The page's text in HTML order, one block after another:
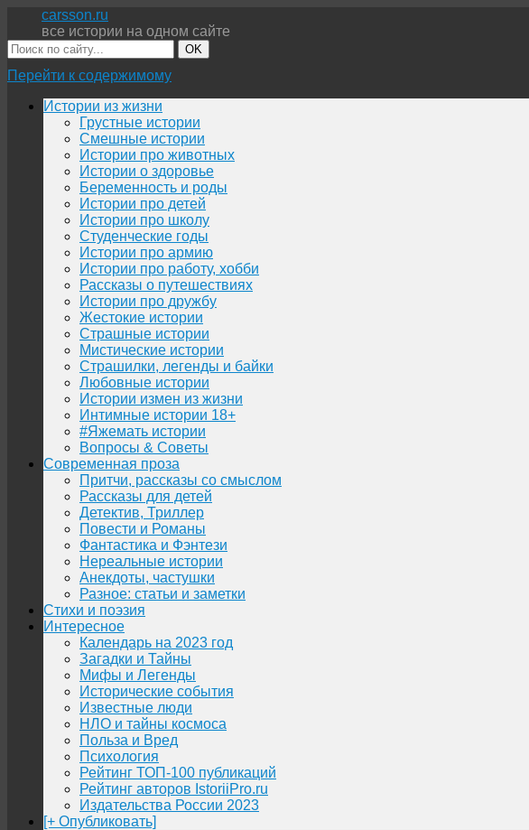
carsson.ru
все истории на одном сайте
OK
Перейти к содержимому
Истории из жизни
Грустные истории
Смешные истории
Истории про животных
Истории о здоровье
Беременность и роды
Истории про детей
Истории про школу
Студенческие годы
Истории про армию
Истории про работу, хобби
Рассказы о путешествиях
Истории про дружбу
Жестокие истории
Страшные истории
Мистические истории
Страшилки, легенды и байки
Любовные истории
Истории измен из жизни
Интимные истории 18+
#Яжемать истории
Вопросы & Советы
Современная проза
Притчи, рассказы со смыслом
Рассказы для детей
Детектив, Триллер
Повести и Романы
Фантастика и Фэнтези
Нереальные истории
Анекдоты, частушки
Разное: статьи и заметки
Стихи и поэзия
Интересное
Календарь на 2023 год
Загадки и Тайны
Мифы и Легенды
Исторические события
Известные люди
НЛО и тайны космоса
Польза и Вред
Психология
Рейтинг ТОП-100 публикаций
Рейтинг авторов IstoriiPro.ru
Издательства России 2023
[+ Опубликовать]